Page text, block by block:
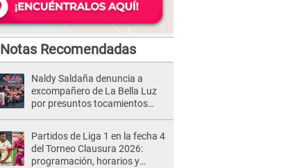
Notas Recomendadas
Naldy Saldaña denuncia a
excompañero de La Bella Luz
por presuntos tocamientos
Partidos de Liga 1 en la fecha 4
del Torneo Clausura 2026:
programación, horarios y